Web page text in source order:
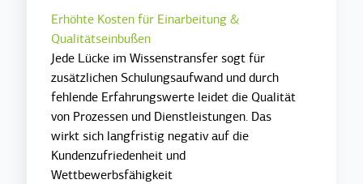
Erhöhte Kosten für Einarbeitung &
Qualitätseinbußen
Jede Lücke im Wissenstransfer sogt für
zusätzlichen Schulungsaufwand und durch
fehlende Erfahrungswerte leidet die Qualität
von Prozessen und Dienstleistungen. Das
wirkt sich langfristig negativ auf die
Kundenzufriedenheit und
Wettbewerbsfähigkeit